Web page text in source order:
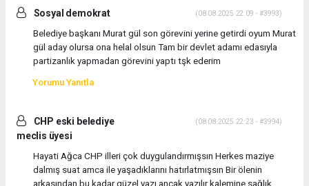
Sosyal demokrat (08.08.2025 22:09 - #3993)
Belediye başkanı Murat gül son görevini yerine getirdi oyum Murat
gül aday olursa ona helal olsun Tam bir devlet adamı edasıyla
partizanlık yapmadan görevini yaptı tşk ederim
Yorumu Yanıtla
CHP eski belediye
meclis üyesi
(08.08.2025 22:23 - #3994)
Hayati Ağca CHP illeri çok duygulandırmışsın Herkes maziye
dalmış suat amca ile yaşadıklarını hatırlatmışsın Bir ölenin
arkasından bu kadar güzel yazı ancak yazılır kalemine sağlık